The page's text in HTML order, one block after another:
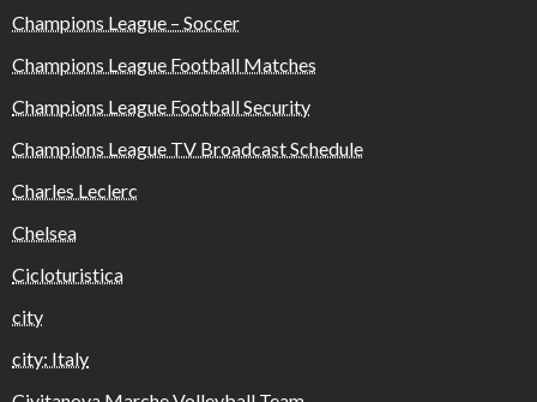
Champions League – Soccer
Champions League Football Matches
Champions League Football Security
Champions League TV Broadcast Schedule
Charles Leclerc
Chelsea
Cicloturistica
city
city: Italy